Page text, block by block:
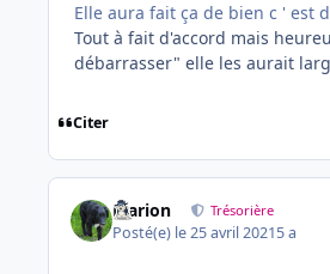
Elle aura fait ça de bien c ' est
Tout à fait d'accord mais
débarrasser" elle les aurait
Citer
Marion Trésorière
Posté(e) le 25 avril 20215 a